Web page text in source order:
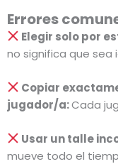
Errores
Elegir solo por
no significa que sea
Copiar
jugador/a:Cada
Usar un talle
mueve todo el